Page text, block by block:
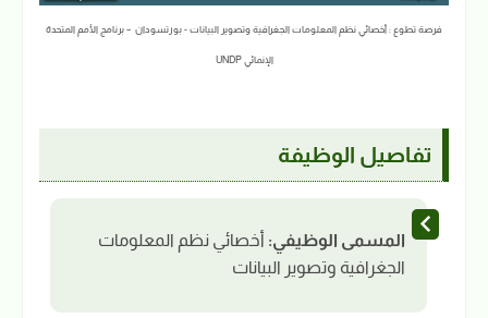
فرصة تطوع : أخصائي نظم المعلومات الجغرافية وتصوير البيانات - بورتسودان – برنامج الأمم المتحدة
الإنمائي UNDP
تفاصيل الوظيفة
المسمى الوظيفي: أخصائي نظم المعلومات
الجغرافية وتصوير البيانات